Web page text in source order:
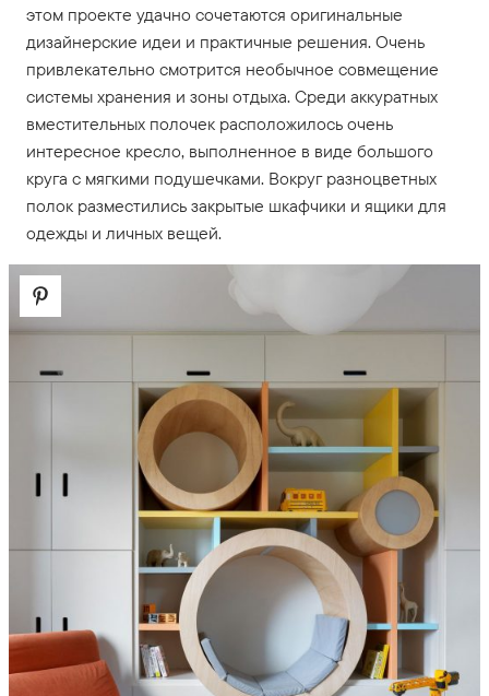
этом проекте удачно сочетаются оригинальные
дизайнерские идеи и практичные решения. Очень
привлекательно смотрится необычное совмещение
системы хранения и зоны отдыха. Среди аккуратных
вместительных полочек расположилось очень
интересное кресло, выполненное в виде большого
круга с мягкими подушечками. Вокруг разноцветных
полок разместились закрытые шкафчики и ящики для
одежды и личных вещей.